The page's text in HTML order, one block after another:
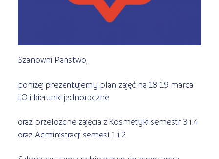
STREFA SŁUCHACZA
Szanowni Państwo,
poniżej prezentujemy plan zajęć na 18-19 marca
LO i kierunki jednoroczne
oraz przełożone zajęcia z Kosmetyki semestr 3 i 4
oraz Administracji semest 1 i 2